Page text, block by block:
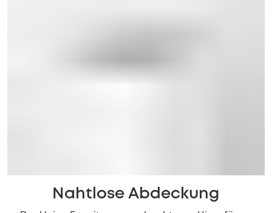
Nahtlose Abdeckung